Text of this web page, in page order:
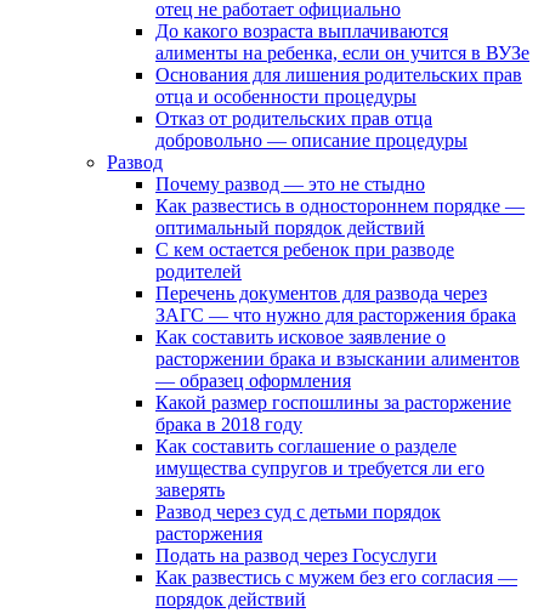
отец не работает официально
До какого возраста выплачиваются
алименты на ребенка, если он учится в ВУЗе
Основания для лишения родительских прав
отца и особенности процедуры
Отказ от родительских прав отца
добровольно — описание процедуры
Развод
Почему развод — это не стыдно
Как развестись в одностороннем порядке —
оптимальный порядок действий
С кем остается ребенок при разводе
родителей
Перечень документов для развода через
ЗАГС — что нужно для расторжения брака
Как составить исковое заявление о
расторжении брака и взыскании алиментов
— образец оформления
Какой размер госпошлины за расторжение
брака в 2018 году
Как составить соглашение о разделе
имущества супругов и требуется ли его
заверять
Развод через суд с детьми порядок
расторжения
Подать на развод через Госуслуги
Как развестись с мужем без его согласия —
порядок действий